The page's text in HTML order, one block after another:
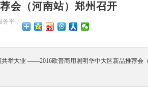
会（河南站）郑州召开
务平
举大业 ——2016欧普商用照明华中大区新品推荐会（